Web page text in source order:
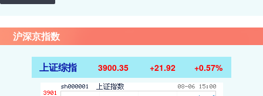
沪深京指数
上证综指 3900.35 +21.92 +0.57%